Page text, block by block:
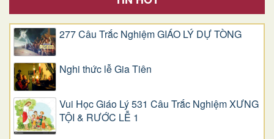
277 Câu Trắc Nghiệm GIÁO LÝ DỰ TÒNG
Nghi thức lễ Gia Tiên
Vui Học Giáo Lý 531 Câu Trắc Nghiệm XƯNG
TỘI & RƯỚC LỄ 1